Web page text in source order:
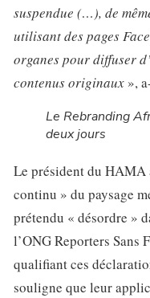
suspendue (…), de
utilisant des pages
organes pour diffuser
contenus originaux »,
Le Rebranding
deux jours
Le président du HAMA
continu » du paysage
prétendu « désordre »
l’ONG Reporters Sans
qualifiant ces
souligne que leur